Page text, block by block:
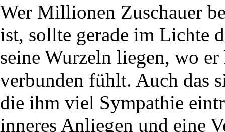
Wer Millionen Zuschauer
ist, sollte gerade im Lichte
seine Wurzeln liegen, wo
verbunden fühlt. Auch das
die ihm viel Sympathie
inneres Anliegen und eine